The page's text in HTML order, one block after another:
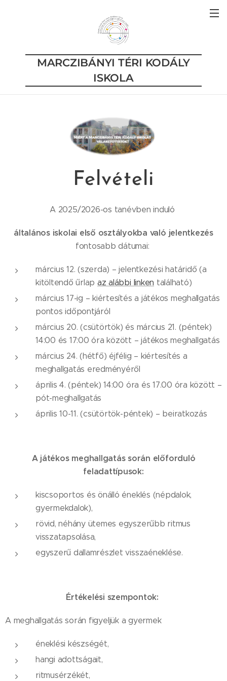
MARCZIBÁNYI TÉRI KODÁLY
ISKOLA
Felvételi
A 2025/2026-os tanévben induló
általános iskolai első osztályokba való jelentkezés
fontosabb dátumai:
március 12. (szerda) – jelentkezési határidő (a
kitöltendő űrlap az alábbi linken található)
március 17-ig – kiértesítés a játékos meghallgatás
pontos időpontjáról
március 20. (csütörtök) és március 21. (péntek)
14:00 és 17:00 óra között – játékos meghallgatás
március 24. (hétfő) éjfélig – kiértesítés a
meghallgatás eredményéről
április 4. (péntek) 14:00 óra és 17.00 óra között –
pót-meghallgatás
április 10-11. (csütörtök-péntek) – beiratkozás
A játékos meghallgatás során előforduló
feladattípusok:
kiscsoportos és önálló éneklés (népdalok,
gyermekdalok),
rövid, néhány ütemes egyszerűbb ritmus
visszatapsolása,
egyszerű dallamrészlet visszaéneklése.
Értékelési szempontok:
A meghallgatás során figyeljük a gyermek
éneklési készségét,
hangi adottságait,
ritmusérzékét,